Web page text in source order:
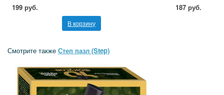
199 руб.
В корзину
187 руб.
Смотрите также Степ пазл (Step)